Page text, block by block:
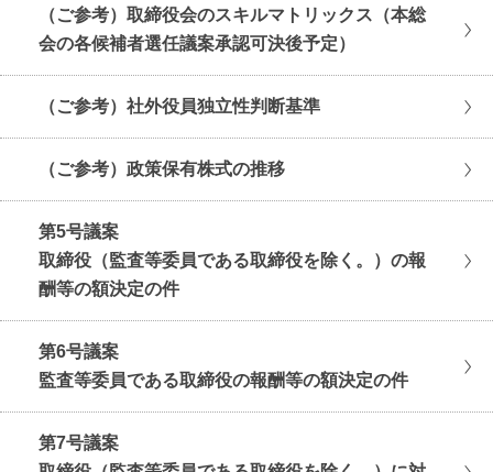
（ご参考）取締役会のスキルマトリックス（本総
会の各候補者選任議案承認可決後予定）
（ご参考）社外役員独立性判断基準
（ご参考）政策保有株式の推移
第5号議案
取締役（監査等委員である取締役を除く。）の報
酬等の額決定の件
第6号議案
監査等委員である取締役の報酬等の額決定の件
第7号議案